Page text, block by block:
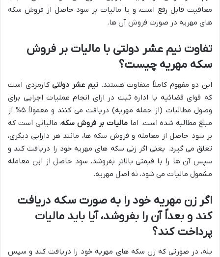
معافیت قابل رفع است، و یا مالیات بر سود حاصل از فروش سکه
های مهریه در صورت فروش آن ها.
تفاوت نیم عشر دولتی با مالیات بر فروش
سکه مهریه چیست؟
این دو مفهوم کاملاً متفاوت هستند.نیم عشر دولتیکارمزدی است
که قوای قضائیه یا اداره ثبت در ازای انجام عملیات اجرایی برای
وصول مطالبات (از جمله مهریه) دریافت می کنند و معمولاً ۵% از
مبلغ مطالبه شده است. امامالیات بر فروش سکه، مالیاتی است که
بر سود حاصل از معامله و فروش سکه ها، مانند هر دارایی دیگری،
تعلق می گیرد. یعنی اگر زنی سکه های مهریه خود را دریافت کند و
سپس آن ها را با قیمتی بالاتر بفروشد، سود حاصل از این معامله
مشمول مالیات می شود، نه اصل مهریه.
اگر زن مهریه خود را به صورت سکه دریافت
کند و بعداً آن را بفروشد، آیا باید مالیات
پرداخت کند؟
بله، در صورتی که زن سکه های مهریه خود را دریافت کند و سپس